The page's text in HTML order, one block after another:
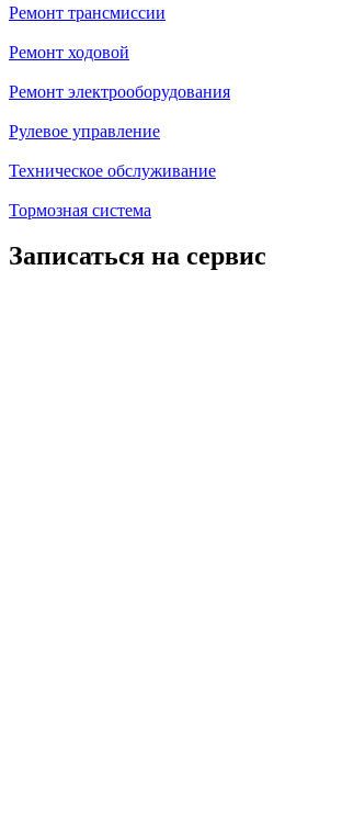
Ремонт трансмиссии
Ремонт ходовой
Ремонт электрооборудования
Рулевое управление
Техническое обслуживание
Тормозная система
Записаться на сервис